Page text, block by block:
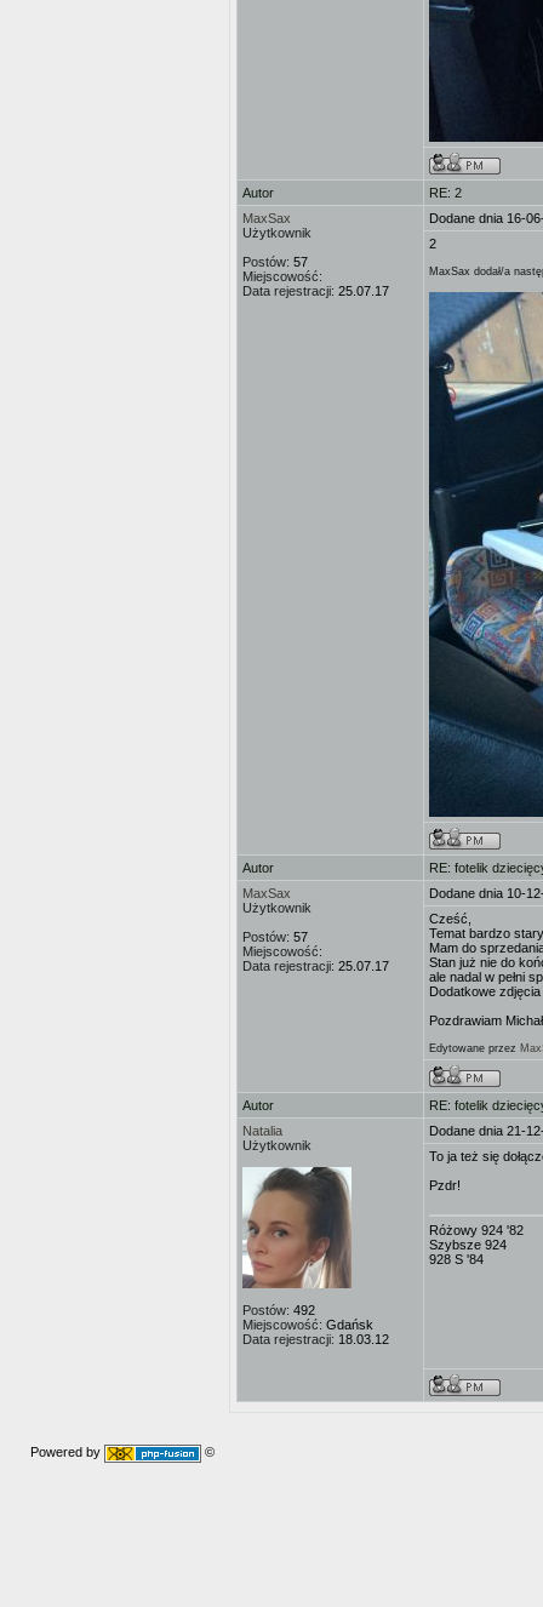
Autor
RE: 2
MaxSax
Użytkownik
Postów: 57
Miejscowość:
Data rejestracji: 25.07.17
Dodane dnia 16-
2
MaxSax dodał/a
Autor
RE: fotelik
MaxSax
Użytkownik
Postów: 57
Miejscowość:
Data rejestracji: 25.07.17
Dodane dnia 10-
Cześć,
Temat bardzo
Mam do
Stan już nie do
ale nadal w pełni
Dodatkowe
Pozdrawiam Michał
Edytowane przez
Autor
RE: fotelik
Natalia
Użytkownik
Postów: 492
Miejscowość: Gdańsk
Data rejestracji: 18.03.12
Dodane dnia 21-
To ja też się
Pzdr!
Różowy 924 '82
Szybsze 924
928 S '84
Powered by ©